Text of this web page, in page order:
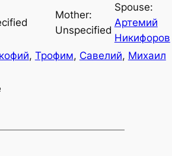
Mother:
Unspecified
Spouse:
Артемий
Никифоров
, Трофим, Савелий, Михаил